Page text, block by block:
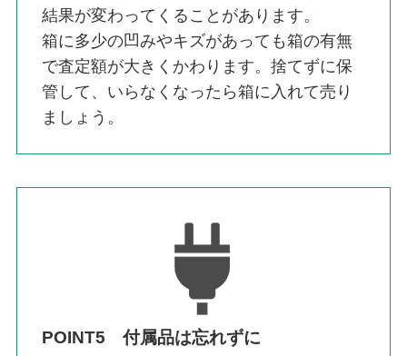
結果が変わってくることがあります。
箱に多少の凹みやキズがあっても箱の有無
で査定額が大きくかわります。捨てずに保
管して、いらなくなったら箱に入れて売り
ましょう。
POINT5 付属品は忘れずに